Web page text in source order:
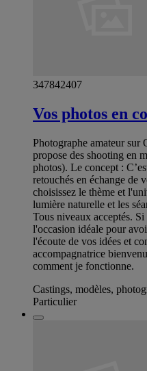
347842407
Vos photos en
Photographe amateur sur
propose des shooting en
photos). Le concept :
retouchés en échange de
choisissez le thème et
lumière naturelle et les
Tous niveaux acceptés.
l'occasion idéale pour
l'écoute de vos idées et
accompagnatrice
comment je fonctionne.
Castings, modèles,
Particulier